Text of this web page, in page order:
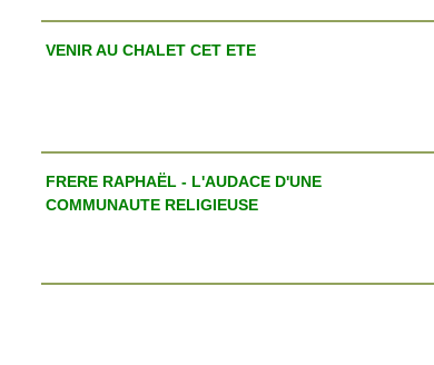
VENIR AU CHALET CET ETE
FRERE RAPHAËL - L'AUDACE D'UNE
COMMUNAUTE RELIGIEUSE